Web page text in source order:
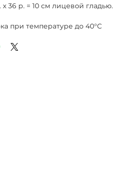
х 36 р. = 10 см лицевой гладью.
при температуре до 40°C